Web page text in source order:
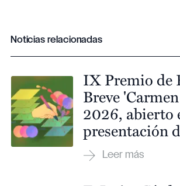
Noticias relacionadas
IX Premio de
Breve
2026, abierto
presentación